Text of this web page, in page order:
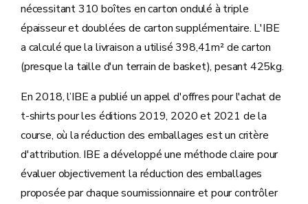
nécessitant 310 boîtes en carton ondulé à triple
épaisseur et doublées de carton supplémentaire. L'IBE
a calculé que la livraison a utilisé 398,41m² de carton
(presque la taille d'un terrain de basket), pesant 425kg.
En 2018, l’IBE a publié un appel d'offres pour l'achat de
t-shirts pour les éditions 2019, 2020 et 2021 de la
course, où la réduction des emballages est un critère
d'attribution. IBE a développé une méthode claire pour
évaluer objectivement la réduction des emballages
proposée par chaque soumissionnaire et pour contrôler